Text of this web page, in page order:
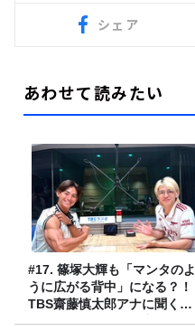
シェア
あわせて読みたい
#17. 篠塚大輝も「マンタのよ
うに広がる背中」になる？！
TBS齋藤慎太郎アナに聞くメ
ンズフィジークの魅力！！